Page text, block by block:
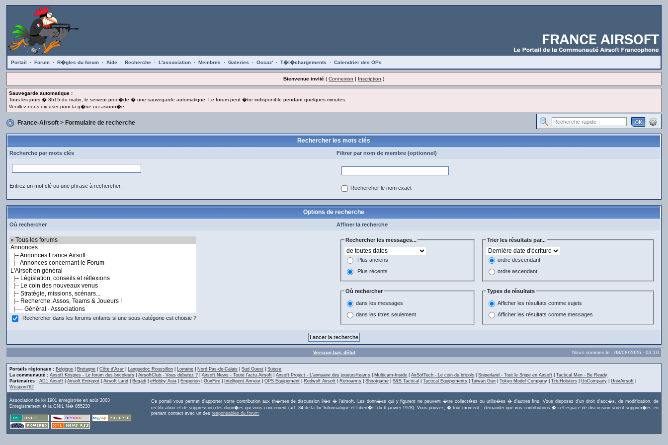
Portail · Forum · R�gles du forum · Aide · Recherche · L'association · Membres · Galeries · Occaz' · T�l�chargements · Calendrier des OPs
Bienvenue invité (Connexion | Inscription )
Sauvegarde automatique :
Tous les jours � 3h15 du matin, le serveur proc�de � une sauvegarde automatique. Le forum peut �tre indisponible pendant quelques minutes.
Veuillez nous excuser pour la g�ne occasionn�e.
France-Airsoft > Formulaire de recherche
Rechercher les mots clés
Recherche par mots clés Filtrer par nom de membre (optionnel)
Entrez un mot clé ou une phrase à rechercher. Rechercher le nom exact
Options de recherche
Où rechercher Affiner la recherche
Rechercher dans les forums enfants si une sous-catégorie est choisie ?
Rechercher les messages...
Plus anciens
Plus récents
Trier les résultats par...
ordre descendant
ordre ascendant
Où rechercher
dans les messages
dans les titres seulement
Types de résultats
Afficher les résultats comme sujets
Afficher les résultats comme messages
Version bas débit Nous sommes le : 08/08/2026 - 03:10
Portails régionaux : Belgique Bretagne |Côte d'Azur Languedoc Roussillon Lorraine Nord Pas-de-Calais |Sud Ouest |Suisse
La communauté : Airsoft Krispies - Le forum des bricoleurs |AirsoftClub - Vous débutez ? |Airsoft News - Toute l'actu Airsoft |Airsoft Project - L'annuaire des joueurs/teams Multicam-Inside |AirSofTech - Le coin du bricolo |Sniperland - Tout le Snipe en Airsoft |Tactical Men - Be Ready
Partenaires : AD1 Airsoft |Airsoft Entrepot |Airsoft Land Begadi |eHobby Asia Emperion |GunFire Intelligent Armour |OPS Equipement Redwolf Airsoft Retroarms |Shootgame |S&S Tactical |Tactical Equipements |Taiwan Gun |Tokyo Model Company |Trb-Holsters |UnCompany |UnivAirsoft
Weapon762
Association de loi 1901 enregistrée en août 2003
Enregistrement � la CNIL N� 855230
Ce portail vous permet d'apporter votre contribution aux th�mes de discussion li�s � l'airsoft. Les donn�es qui y figurent ne peuvent �tre collect�es ou utilis�es � d'autres fins. Vous disposez d'un droit d'acc�s, de modification, de
rectification et de suppression des donn�es qui vous concernent (art. 34 de la loi 'Informatique et Libert�s' du 6 janvier 1978). Vous pouvez, � tout moment , demander que vos contributions � cet espace de discussion soient supprim�es en
prenant contact avec un desresponsables du forum